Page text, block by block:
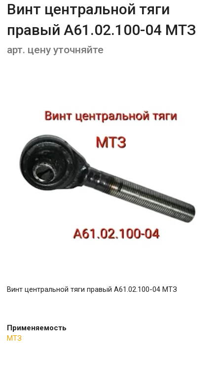
Винт центральной тяги
правый А61.02.100-04 МТЗ
арт. цену уточняйте
Винт центральной тяги правый А61.02.100-04 МТЗ
Применяемость
МТЗ